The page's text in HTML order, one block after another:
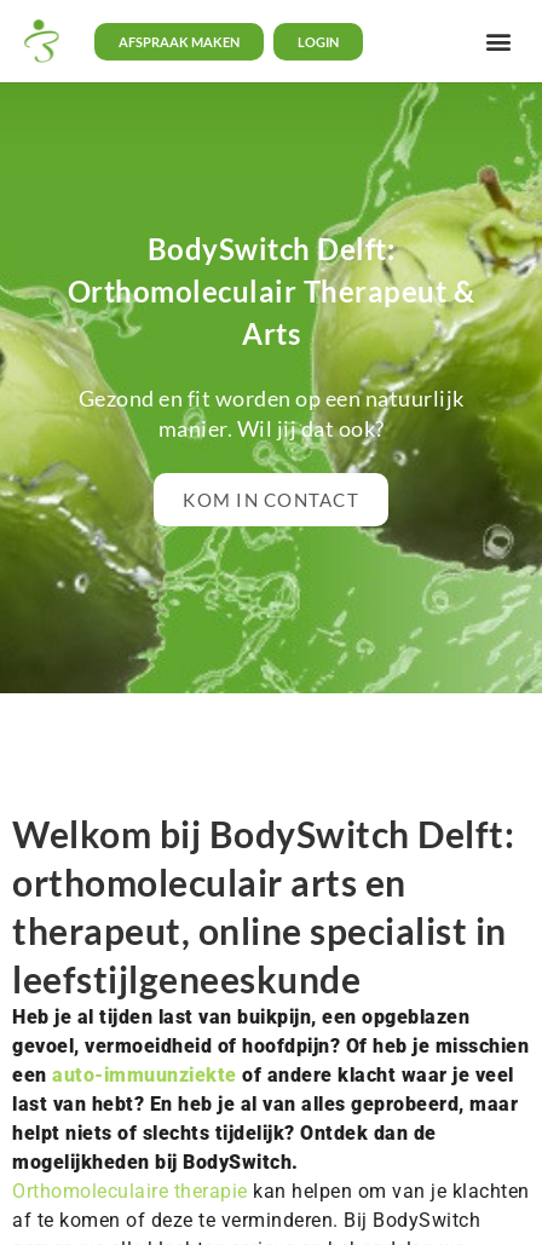
AFSPRAAK MAKEN LOGIN
BodySwitch Delft:
Orthomoleculair Therapeut &
Arts
Gezond en fit worden op een natuurlijk
manier. Wil jij dat ook?
KOM IN CONTACT
Welkom bij BodySwitch Delft:
orthomoleculair arts en
therapeut, online specialist in
leefstijlgeneeskunde
Heb je al tijden last van buikpijn, een opgeblazen
gevoel, vermoeidheid of hoofdpijn? Of heb je misschien
een auto-immuunziekte of andere klacht waar je veel
last van hebt? En heb je al van alles geprobeerd, maar
helpt niets of slechts tijdelijk? Ontdek dan de
mogelijkheden bij BodySwitch.
Orthomoleculaire therapie kan helpen om van je klachten
af te komen of deze te verminderen. Bij BodySwitch